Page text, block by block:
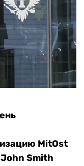
MitOst
John Smith